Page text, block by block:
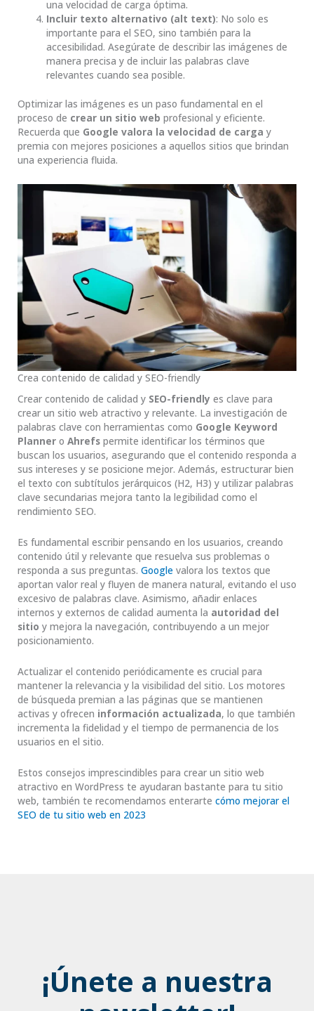
una velocidad de carga óptima.
Incluir texto alternativo (alt text): No solo es
importante para el SEO, sino también para la
accesibilidad. Asegúrate de describir las imágenes de
manera precisa y de incluir las palabras clave
relevantes cuando sea posible.
Optimizar las imágenes es un paso fundamental en el
proceso de crear un sitio web profesional y eficiente.
Recuerda que Google valora la velocidad de carga y
premia con mejores posiciones a aquellos sitios que brindan
una experiencia fluida.
Crea contenido de calidad y SEO-friendly
Crear contenido de calidad y SEO-friendly es clave para
crear un sitio web atractivo y relevante. La investigación de
palabras clave con herramientas como Google Keyword
Planner o Ahrefs permite identificar los términos que
buscan los usuarios, asegurando que el contenido responda a
sus intereses y se posicione mejor. Además, estructurar bien
el texto con subtítulos jerárquicos (H2, H3) y utilizar palabras
clave secundarias mejora tanto la legibilidad como el
rendimiento SEO.
Es fundamental escribir pensando en los usuarios, creando
contenido útil y relevante que resuelva sus problemas o
responda a sus preguntas. Google valora los textos que
aportan valor real y fluyen de manera natural, evitando el uso
excesivo de palabras clave. Asimismo, añadir enlaces
internos y externos de calidad aumenta la autoridad del
sitio y mejora la navegación, contribuyendo a un mejor
posicionamiento.
Actualizar el contenido periódicamente es crucial para
mantener la relevancia y la visibilidad del sitio. Los motores
de búsqueda premian a las páginas que se mantienen
activas y ofrecen información actualizada, lo que también
incrementa la fidelidad y el tiempo de permanencia de los
usuarios en el sitio.
Estos consejos imprescindibles para crear un sitio web
atractivo en WordPress te ayudaran bastante para tu sitio
web, también te recomendamos enterarte cómo mejorar el
SEO de tu sitio web en 2023
¡Únete a nuestra